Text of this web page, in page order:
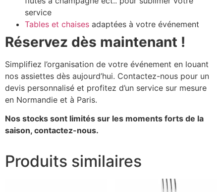
service
Tables et chaises adaptées à votre événement
Réservez dès maintenant !
Simplifiez l’organisation de votre événement en louant
nos assiettes dès aujourd’hui. Contactez-nous pour un
devis personnalisé et profitez d’un service sur mesure
en Normandie et à Paris.
Nos stocks sont limités sur les moments forts de la
saison, contactez-nous.
Produits similaires